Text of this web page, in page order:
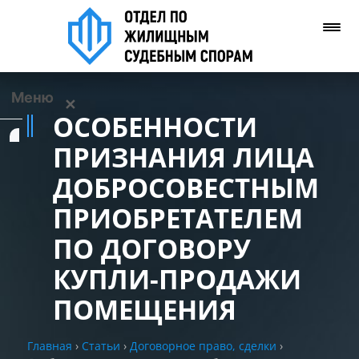
Меню ✕
Задать вопрос
Позвонить нам
ОСОБЕННОСТИ
ПРИЗНАНИЯ ЛИЦА
ДОБРОСОВЕСТНЫМ
ПРИОБРЕТАТЕЛЕМ
ПО ДОГОВОРУ
КУПЛИ-ПРОДАЖИ
ПОМЕЩЕНИЯ
Главная › Статьи › Договорное право, сделки ›